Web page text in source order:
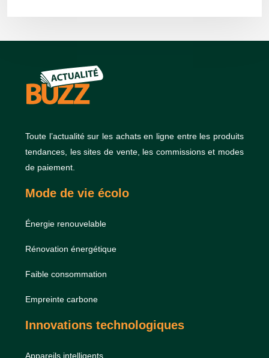
Toute l’actualité sur les achats en ligne entre les produits
tendances, les sites de vente, les commissions et modes
de paiement.
Mode de vie écolo
Énergie renouvelable
Rénovation énergétique
Faible consommation
Empreinte carbone
Innovations technologiques
Appareils intelligents